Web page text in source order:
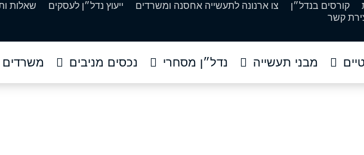
קורסים בנדל״ן צו ארנונה לתעשייה אחסנה ומשרדים ייעוץ נדל״ן לעסקים שאלות
קשר
מבני תעשייה נדל״ן מסחרי נכסים מניבים משרדים